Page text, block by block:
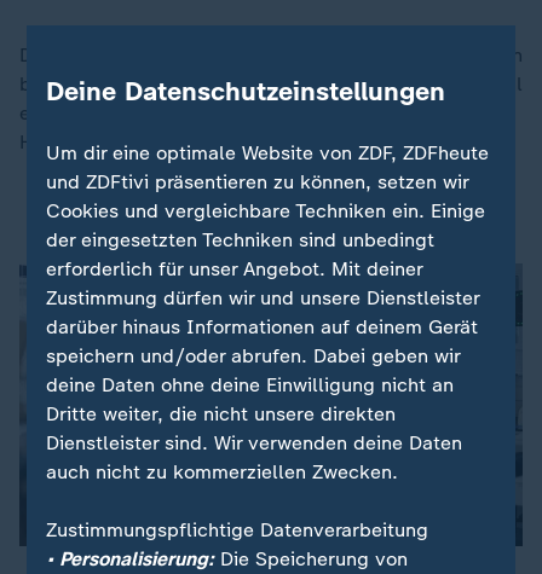
Der
im deutschen Gesundheitswesen
besteht trotz Zuzug ausländischer Ärzt*innen: Ihre Zahl
erreichte 2023 mit knapp 64.000 einen neuen
Höchststand.
Es fehlen Ärzte und Pfleger
Dieses Video existiert nicht (mehr).
Deine Datenschutzeinstellungen
Um dir eine optimale Website von ZDF, ZDFheute
und ZDFtivi präsentieren zu können, setzen wir
Cookies und vergleichbare Techniken ein. Einige
der eingesetzten Techniken sind unbedingt
erforderlich für unser Angebot. Mit deiner
Zustimmung dürfen wir und unsere Dienstleister
darüber hinaus Informationen auf deinem Gerät
speichern und/oder abrufen. Dabei geben wir
deine Daten ohne deine Einwilligung nicht an
Dritte weiter, die nicht unsere direkten
Dienstleister sind. Wir verwenden deine Daten
auch nicht zu kommerziellen Zwecken.
Zustimmungspflichtige Datenverarbeitung
• Personalisierung:Die Speicherung von